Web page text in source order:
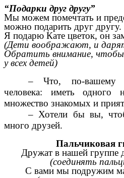
“Подарки друг другу”
Мы можем помечтать и
можно подарить друг другу.
Я подарю Кате цветок, он
(Дети воображают, и дарят
Обратить внимание, чтобы
у всех детей)
– Что, по-вашему
человека: иметь одного
множество знакомых и
– Хотели бы вы,
много друзей.
Пальчиковая
Дружат в нашей группе
(соединять
С вами мы подружим